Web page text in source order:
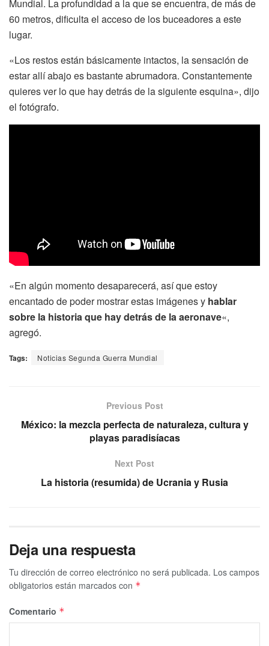
Mundial. La profundidad a la que se encuentra, de más de
60 metros, dificulta el acceso de los buceadores a este
lugar.
«Los restos están básicamente intactos, la sensación de
estar allí abajo es bastante abrumadora. Constantemente
quieres ver lo que hay detrás de la siguiente esquina», dijo
el fotógrafo.
«En algún momento desaparecerá, así que estoy
encantado de poder mostrar estas imágenes y hablar
sobre la historia que hay detrás de la aeronave«,
agregó.
Tags: Noticias Segunda Guerra Mundial
Previous Post
México: la mezcla perfecta de naturaleza, cultura y
playas paradisíacas
Next Post
La historia (resumida) de Ucrania y Rusia
Deja una respuesta
Tu dirección de correo electrónico no será publicada. Los campos
obligatorios están marcados con *
Comentario *